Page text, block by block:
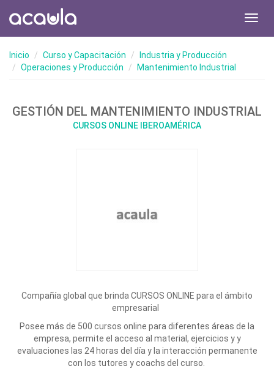
Inicio Curso y Capacitación
Industria y Producción
Operaciones y Producción
Mantenimiento Industrial
GESTIÓN DEL MANTENIMIENTO INDUSTRIAL
CURSOS ONLINE IBEROAMÉRICA
Compañía global que brinda CURSOS ONLINE para el ámbito
empresarial
Posee más de 500 cursos online para diferentes áreas de la
empresa, permite el acceso al material, ejercicios y y
evaluaciones las 24 horas del día y la interacción permanente
con los tutores y coachs del curso.